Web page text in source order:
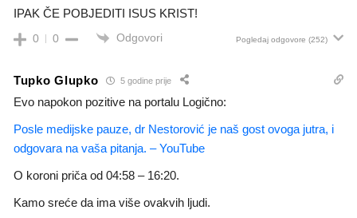
IPAK ČE POBJEDITI ISUS KRIST!
0 0 Odgovori Pogledaj odgovore (252)
Tupko Glupko 5 godine prije
Evo napokon pozitive na portalu Logično:
Posle medijske pauze, dr Nestorović je naš gost ovoga jutra, i
odgovara na vaša pitanja. – YouTube
O koroni priča od 04:58 – 16:20.
Kamo sreće da ima više ovakvih ljudi.